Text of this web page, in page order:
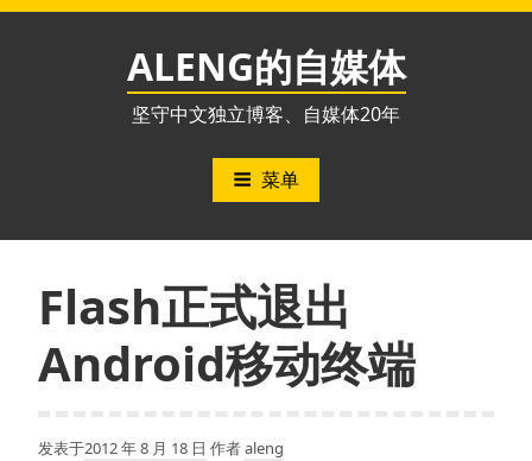
跳
ALENG的自媒体
坚守中文独立博客、自媒体20年
菜单
Flash正式退出
Android移动终端
发表于2012 年 8 月 18 日 作者aleng